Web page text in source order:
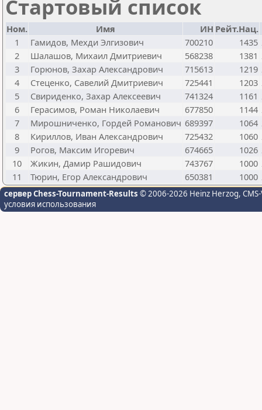
Стартовый список
Ном. Имя ИН Рейт.Нац.
1
Гамидов, Мехди Элгизович 700210 1435
2
Шалашов, Михаил Дмитриевич 568238 1381
3
Горюнов, Захар Александрович 715613 1219
4
Стеценко, Савелий Дмитриевич 725441 1203
5
Свириденко, Захар Алексеевич 741324 1161
6
Герасимов, Роман Николаевич 677850 1144
7
Мирошниченко, Гордей Романович 689397 1064
8
Кириллов, Иван Александрович 725432 1060
9
Рогов, Максим Игоревич 674665 1026
10
Жикин, Дамир Рашидович 743767 1000
11
Тюрин, Егор Александрович 650381 1000
сервер Chess-Tournament-Results © 2006-2026 Heinz Herzog,
условия использования